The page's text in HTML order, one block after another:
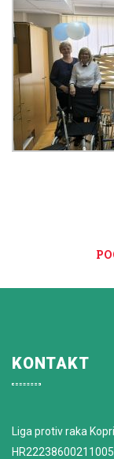
KONTAKT
Liga protiv raka